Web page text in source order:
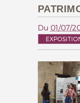
Du 01/07/